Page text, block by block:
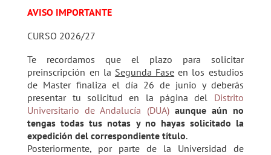
AVISO IMPORTANTE
CURSO 2026/27
Te recordamos que el plazo para solicitar
preinscripción en la Segunda Fase en los estudios
de Master finaliza el día 26 de junio y deberás
presentar tu solicitud en la página del Distrito
Universitario de Andalucía (DUA) aunque aún no
tengas todas tus notas y no hayas solicitado la
expedición del correspondiente título.
Posteriormente, por parte de la Universidad de